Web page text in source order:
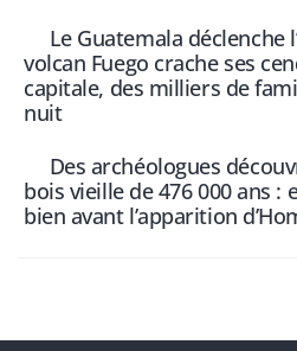
Le Guatemala déclenche
volcan Fuego crache ses
capitale, des milliers de
nuit
Des archéologues
bois vieille de 476 000 ans :
bien avant l’apparition